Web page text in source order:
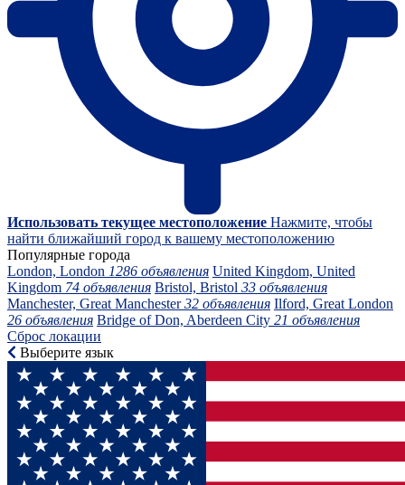
Использовать текущее местоположение Нажмите, чтобы
найти ближайший город к вашему местоположению
Популярные города
London, London 1286 объявления United Kingdom, United
Kingdom 74 объявления Bristol, Bristol 33 объявления
Manchester, Great Manchester32 объявления Ilford, Great London
26 объявления Bridge of Don, Aberdeen City 21 объявления
Сброс локации
Выберите язык